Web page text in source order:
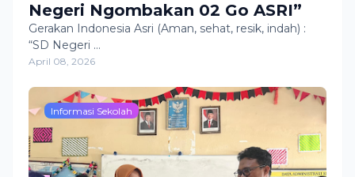
Negeri Ngombakan 02 Go ASRI”
Gerakan Indonesia Asri (Aman, sehat, resik, indah) :
“SD Negeri …
April 08, 2026
Informasi Sekolah